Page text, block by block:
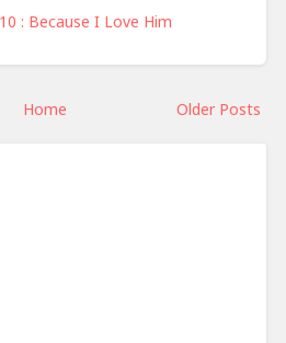
: Because I Love Him
Older Posts
Home